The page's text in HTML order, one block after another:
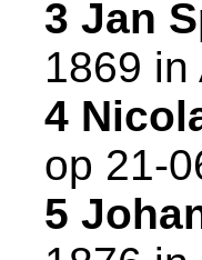
3 Jan
1869 in
4
op 21-
5